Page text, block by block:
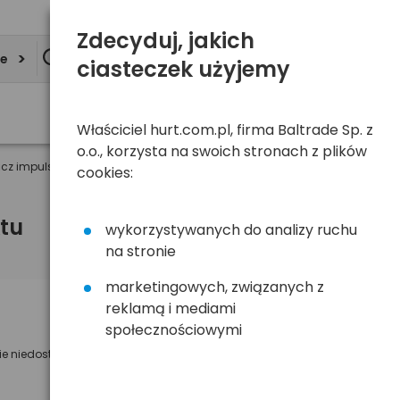
impulsowy 12V o mocy 5A do kilku taśm łączonych razem
niedostępny
Powiadom mnie o dostępności
Zdecyduj, jakich
ciasteczek użyjemy
Właściciel hurt.com.pl, firma Baltrade Sp. z
o.o., korzysta na swoich stronach z plików
cookies:
wykorzystywanych do analizy ruchu
na stronie
marketingowych, związanych z
reklamą i mediami
społecznościowymi